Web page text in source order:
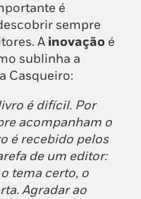
é
sempre
A inovação é
sublinha a
Casqueiro:
é difícil. Por
acompanham o
é recebido pelos
de um editor:
tema certo, o
Agradar ao